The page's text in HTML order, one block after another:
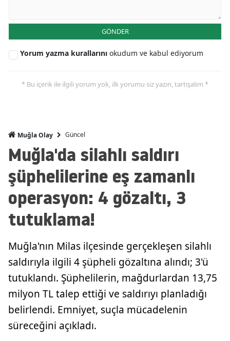
GÖNDER
Yorum yazma kurallarını okudum ve kabul ediyorum
* Bu içerik ile ilgili yorum yok, ilk yorumu siz yazın, tartışalım *
Muğla Olay Güncel
Muğla'da silahlı saldırı
şüphelilerine eş zamanlı
operasyon: 4 gözaltı, 3
tutuklama!
Muğla'nın Milas ilçesinde gerçekleşen silahlı
saldırıyla ilgili 4 şüpheli gözaltına alındı; 3'ü
tutuklandı. Şüphelilerin, mağdurlardan 13,75
milyon TL talep ettiği ve saldırıyı planladığı
belirlendi. Emniyet, suçla mücadelenin
süreceğini açıkladı.